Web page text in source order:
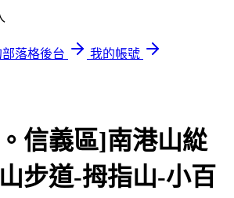
落格後台
我的帳號
信義區]南港山緃
步道-拇指山-小百